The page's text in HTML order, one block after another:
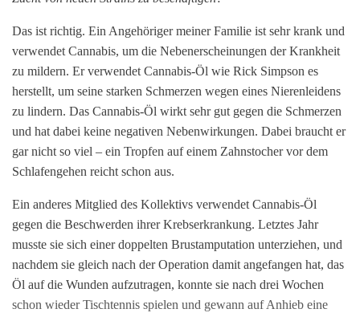
Das ist richtig. Ein Angehöriger meiner Familie ist sehr krank und
verwendet Cannabis, um die Nebenerscheinungen der Krankheit
zu mildern. Er verwendet Cannabis-Öl wie Rick Simpson es
herstellt, um seine starken Schmerzen wegen eines Nierenleidens
zu lindern. Das Cannabis-Öl wirkt sehr gut gegen die Schmerzen
und hat dabei keine negativen Nebenwirkungen. Dabei braucht er
gar nicht so viel – ein Tropfen auf einem Zahnstocher vor dem
Schlafengehen reicht schon aus.
Ein anderes Mitglied des Kollektivs verwendet Cannabis-Öl
gegen die Beschwerden ihrer Krebserkrankung. Letztes Jahr
musste sie sich einer doppelten Brustamputation unterziehen, und
nachdem sie gleich nach der Operation damit angefangen hat, das
Öl auf die Wunden aufzutragen, konnte sie nach drei Wochen
schon wieder Tischtennis spielen und gewann auf Anhieb eine